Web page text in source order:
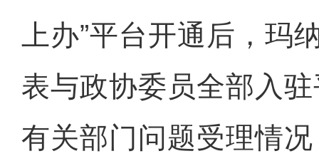
上办”平台开通后，玛
表与政协委员全部入
有关部门问题受理情